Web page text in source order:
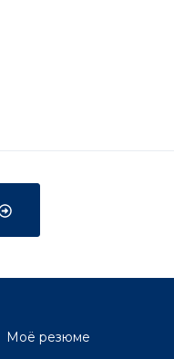
Моё резюме